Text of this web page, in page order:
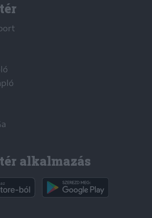
alkalmazás